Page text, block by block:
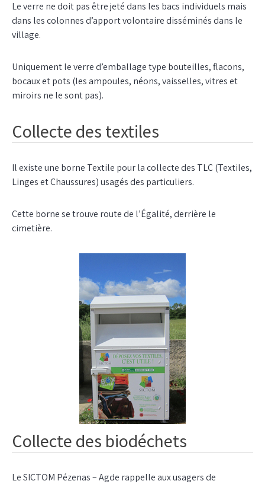
Le verre ne doit pas être jeté dans les bacs individuels mais
dans les colonnes d’apport volontaire disséminés dans le
village.
Uniquement le verre d’emballage type bouteilles, flacons,
bocaux et pots (les ampoules, néons, vaisselles, vitres et
miroirs ne le sont pas).
Collecte des textiles
Il existe une borne Textile pour la collecte des TLC (Textiles,
Linges et Chaussures) usagés des particuliers.
Cette borne se trouve route de l’Égalité, derrière le
cimetière.
Collecte des biodéchets
Le SICTOM Pézenas – Agde rappelle aux usagers de